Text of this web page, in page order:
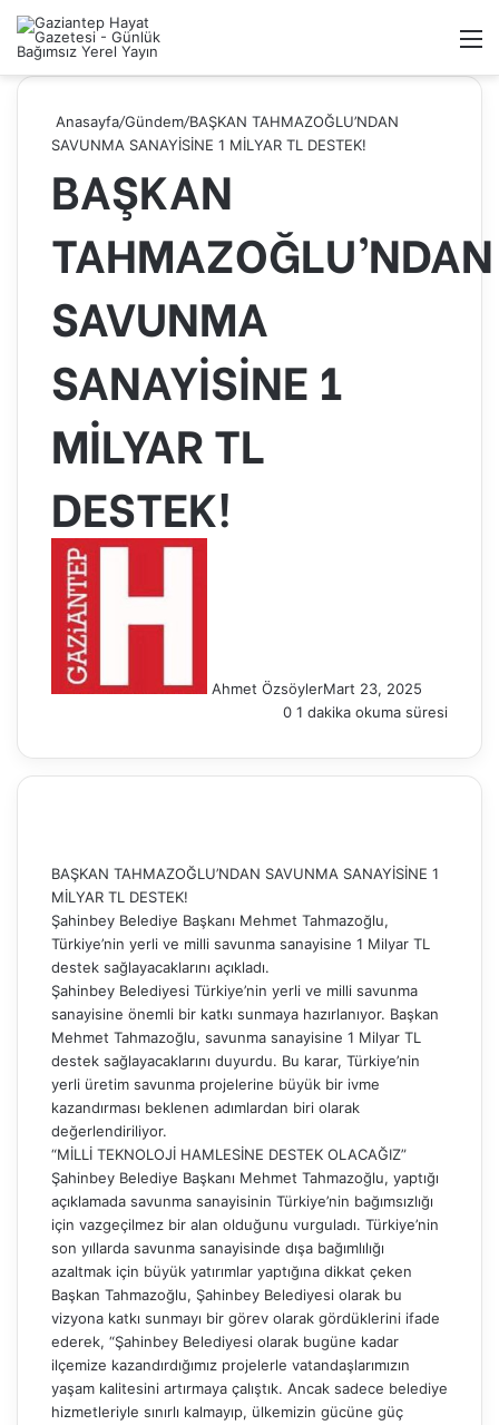
Arama
yap
Ol
Anasayfa/Gündem/BAŞKAN TAHMAZOĞLU’NDAN
SAVUNMA SANAYİSİNE 1 MİLYAR TL DESTEK!
BAŞKAN
TAHMAZOĞLU’NDAN
SAVUNMA
SANAYİSİNE 1
MİLYAR TL
DESTEK!
Ahmet ÖzsöylerMart 23, 2025
0 1 dakika okuma süresi
BAŞKAN TAHMAZOĞLU’NDAN SAVUNMA SANAYİSİNE 1
MİLYAR TL DESTEK!
Şahinbey Belediye Başkanı Mehmet Tahmazoğlu,
Türkiye’nin yerli ve milli savunma sanayisine 1 Milyar TL
destek sağlayacaklarını açıkladı.
Şahinbey Belediyesi Türkiye’nin yerli ve milli savunma
sanayisine önemli bir katkı sunmaya hazırlanıyor. Başkan
Mehmet Tahmazoğlu, savunma sanayisine 1 Milyar TL
destek sağlayacaklarını duyurdu. Bu karar, Türkiye’nin
yerli üretim savunma projelerine büyük bir ivme
kazandırması beklenen adımlardan biri olarak
değerlendiriliyor.
“MİLLİ TEKNOLOJİ HAMLESİNE DESTEK OLACAĞIZ”
Şahinbey Belediye Başkanı Mehmet Tahmazoğlu, yaptığı
açıklamada savunma sanayisinin Türkiye’nin bağımsızlığı
için vazgeçilmez bir alan olduğunu vurguladı. Türkiye’nin
son yıllarda savunma sanayisinde dışa bağımlılığı
azaltmak için büyük yatırımlar yaptığına dikkat çeken
Başkan Tahmazoğlu, Şahinbey Belediyesi olarak bu
vizyona katkı sunmayı bir görev olarak gördüklerini ifade
ederek, “Şahinbey Belediyesi olarak bugüne kadar
ilçemize kazandırdığımız projelerle vatandaşlarımızın
yaşam kalitesini artırmaya çalıştık. Ancak sadece belediye
hizmetleriyle sınırlı kalmayıp, ülkemizin gücüne güç